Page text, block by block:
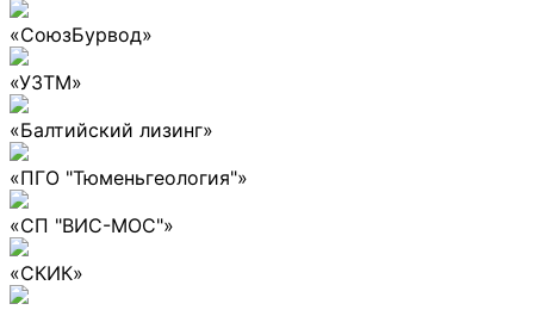
«СоюзБурвод»
«УЗТМ»
«Балтийский лизинг»
«ПГО "Тюменьгеология"»
«СП "ВИС-МОС"»
«СКИК»